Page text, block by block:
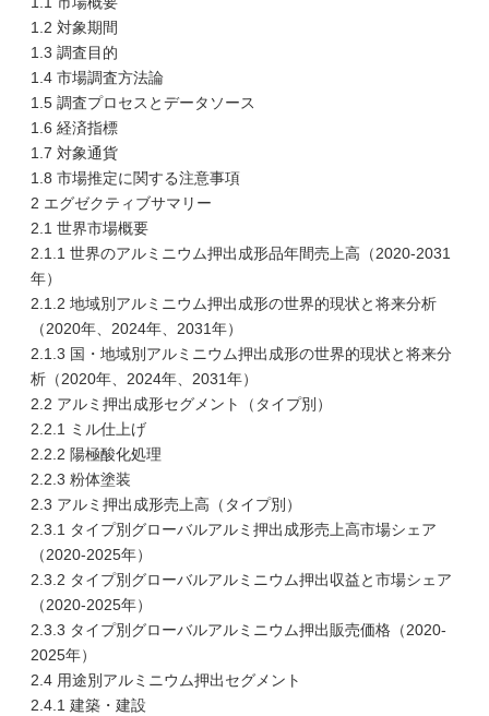
1.2 対象期間
1.3 調査目的
1.4 市場調査方法論
1.5 調査プロセスとデータソース
1.6 経済指標
1.7 対象通貨
1.8 市場推定に関する注意事項
2 エグゼクティブサマリー
2.1 世界市場概要
2.1.1 世界のアルミニウム押出成形品年間売上高（2020-2031
年）
2.1.2 地域別アルミニウム押出成形の世界的現状と将来分析
（2020年、2024年、2031年）
2.1.3 国・地域別アルミニウム押出成形の世界的現状と将来分
析（2020年、2024年、2031年）
2.2 アルミ押出成形セグメント（タイプ別）
2.2.1 ミル仕上げ
2.2.2 陽極酸化処理
2.2.3 粉体塗装
2.3 アルミ押出成形売上高（タイプ別）
2.3.1 タイプ別グローバルアルミ押出成形売上高市場シェア
（2020-2025年）
2.3.2 タイプ別グローバルアルミニウム押出収益と市場シェア
（2020-2025年）
2.3.3 タイプ別グローバルアルミニウム押出販売価格（2020-
2025年）
2.4 用途別アルミニウム押出セグメント
2.4.1 建築・建設